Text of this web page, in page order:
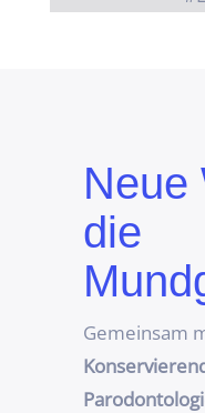
Neue
die
Gemeinsam